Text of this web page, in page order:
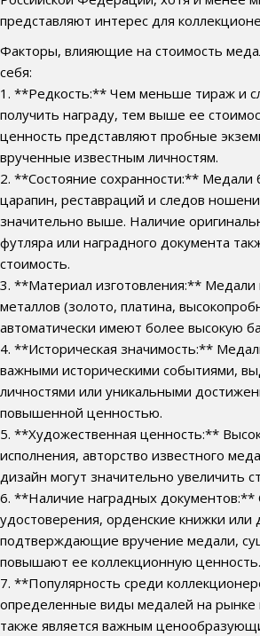
представляют интерес для
Факторы, влияющие на стоимость
себя:
1. **Редкость:** Чем меньше тираж и
получить награду, тем выше ее
ценность представляют пробные
врученные известным личностям.
2. **Состояние сохранности:** Медали
царапин, реставраций и следов
значительно выше. Наличие
футляра или наградного документа
стоимость.
3. **Материал изготовления:** Медали
металлов (золото, платина,
автоматически имеют более высокую
4. **Историческая значимость:**
важными историческими событиями,
личностями или уникальными
повышенной ценностью.
5. **Художественная ценность:**
исполнения, авторство известного
дизайн могут значительно увеличить
6. **Наличие наградных документов:**
удостоверения, орденские книжки или
подтверждающие вручение медали,
повышают ее коллекционную ценность.
7. **Популярность среди
определенные виды медалей на рынке
также является важным